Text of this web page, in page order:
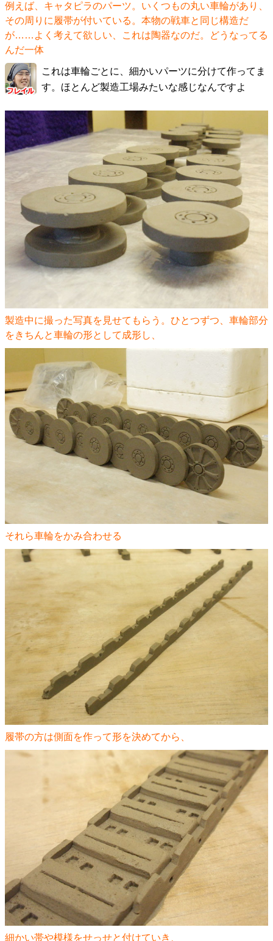
例えば、キャタピラのパーツ。いくつもの丸い車輪があり、
その周りに履帯が付いている。本物の戦車と同じ構造だ
が……よく考えて欲しい、これは陶器なのだ。どうなってる
んだ一体
これは車輪ごとに、細かいパーツに分けて作ってま
す。ほとんど製造工場みたいな感じなんですよ
製造中に撮った写真を見せてもらう。ひとつずつ、車輪部分
をきちんと車輪の形として成形し、
それら車輪をかみ合わせる
履帯の方は側面を作って形を決めてから、
細かい帯や模様をせっせと付けていき、